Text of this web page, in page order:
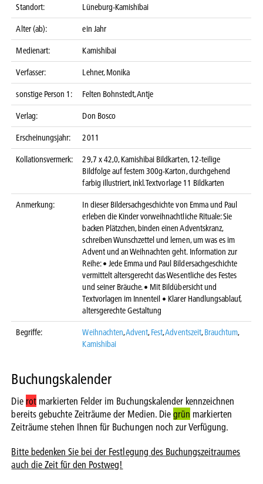
Standort: Lüneburg-Kamishibai
Alter (ab): ein Jahr
Medienart: Kamishibai
Verfasser: Lehner, Monika
sonstige Person 1: Felten Bohnstedt, Antje
Verlag: Don Bosco
Erscheinungsjahr: 2011
Kollationsvermerk:
29,7 x 42,0, Kamishibai Bildkarten, 12-teilige
Bildfolge auf festem 300g-Karton, durchgehend
farbig illustriert, inkl. Textvorlage 11 Bildkarten
Anmerkung:
In dieser Bildersachgeschichte von Emma und Paul
erleben die Kinder vorweihnachtliche Rituale: Sie
backen Plätzchen, binden einen Adventskranz,
schreiben Wunschzettel und lernen, um was es im
Advent und an Weihnachten geht. Information zur
Reihe: • Jede Emma und Paul Bildersachgeschichte
vermittelt altersgerecht das Wesentliche des Festes
und seiner Bräuche. • Mit Bildübersicht und
Textvorlagen im Innenteil • Klarer Handlungsablauf,
altersgerechte Gestaltung
Begriffe: Weihnachten,Advent,Fest,Adventszeit,Brauchtum,
Kamishibai
Buchungskalender
Die rotmarkierten Felder im Buchungskalender kennzeichnen
bereits gebuchte Zeiträume der Medien. Diegrün markierten
Zeiträume stehen Ihnen für Buchungen noch zur Verfügung.
Bitte bedenken Sie bei der Festlegung des Buchungszeitraumes
auch die Zeit für den Postweg!